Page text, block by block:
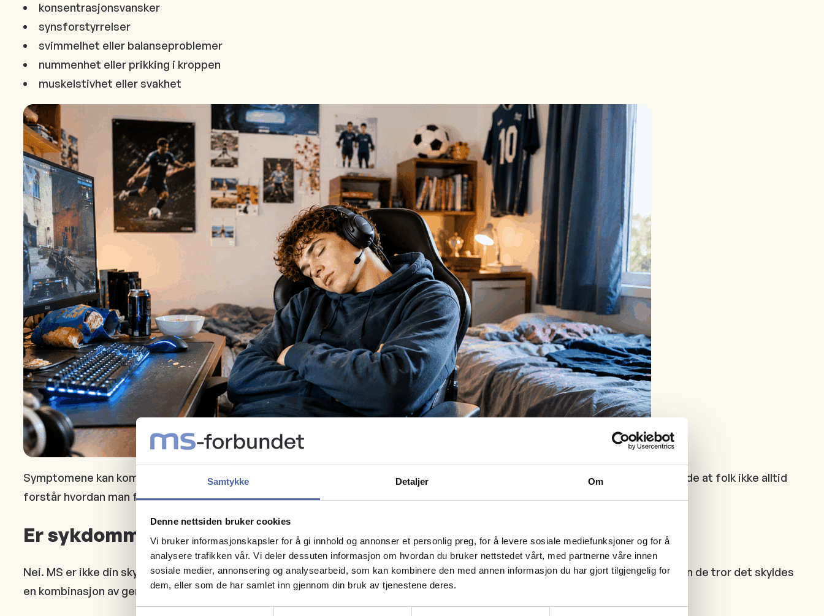
Samtykke Detaljer Om
Denne nettsiden bruker cookies
Vi bruker informasjonskapsler for å gi innhold og annonser et personlig preg, for å levere sosiale mediefunksjoner og for å
analysere trafikken vår. Vi deler dessuten informasjon om hvordan du bruker nettstedet vårt, med partnerne våre innen
sosiale medier, annonsering og analysearbeid, som kan kombinere den med annen informasjon du har gjort tilgjengelig for
dem, eller som de har samlet inn gjennom din bruk av tjenestene deres.
konsentrasjonsvansker
synsforstyrrelser
svimmelhet eller balanseproblemer
nummenhet eller prikking i kroppen
muskelstivhet eller svakhet
Symptomene kan komme og gå. Noen symptomer synes godt, mens andre er usynlige for andre. Mange synes det er frustrerende at folk ikke alltid
forstår hvordan man faktisk har det.
Er sykdommen min skyld?
Nei. MS er ikke din skyld, og det er ikke noe du har gjort galt for å få sykdommen. Forskere vet ikke helt hvorfor noen får MS, men de tror det skyldes
en kombinasjon av genetiske og miljømessige faktorer. MS smitter ikke.